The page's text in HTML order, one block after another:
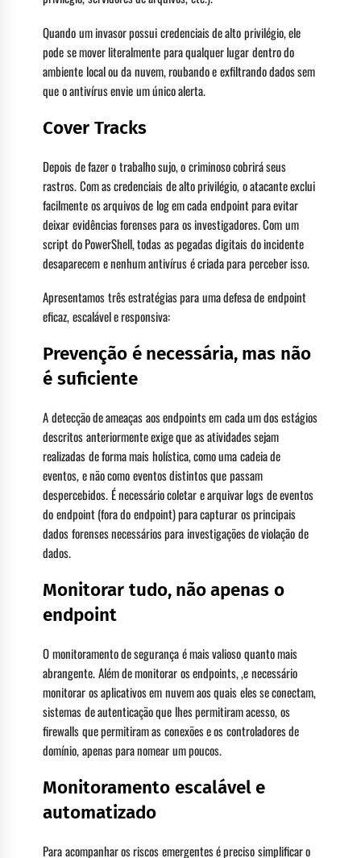
Quando um invasor possui credenciais de alto privilégio, ele
pode se mover literalmente para qualquer lugar dentro do
ambiente local ou da nuvem, roubando e exfiltrando dados sem
que o antivírus envie um único alerta.
Cover Tracks
Depois de fazer o trabalho sujo, o criminoso cobrirá seus
rastros. Com as credenciais de alto privilégio, o atacante exclui
facilmente os arquivos de log em cada endpoint para evitar
deixar evidências forenses para os investigadores. Com um
script do PowerShell, todas as pegadas digitais do incidente
desaparecem e nenhum antivírus é criada para perceber isso.
Apresentamos três estratégias para uma defesa de endpoint
eficaz, escalável e responsiva:
Prevenção é necessária, mas não
é suficiente
A detecção de ameaças aos endpoints em cada um dos estágios
descritos anteriormente exige que as atividades sejam
realizadas de forma mais holística, como uma cadeia de
eventos, e não como eventos distintos que passam
despercebidos. É necessário coletar e arquivar logs de eventos
do endpoint (fora do endpoint) para capturar os principais
dados forenses necessários para investigações de violação de
dados.
Monitorar tudo, não apenas o
endpoint
O monitoramento de segurança é mais valioso quanto mais
abrangente. Além de monitorar os endpoints, ,e necessário
monitorar os aplicativos em nuvem aos quais eles se conectam,
sistemas de autenticação que lhes permitiram acesso, os
firewalls que permitiram as conexões e os controladores de
domínio, apenas para nomear um poucos.
Monitoramento escalável e
automatizado
Para acompanhar os riscos emergentes é preciso simplificar o